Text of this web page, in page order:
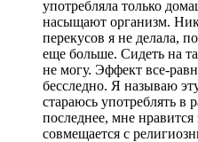
употребляла только
насыщают организм.
перекусов я не делала,
еще больше. Сидеть на
не могу. Эффект все-
бесследно. Я называю
стараюсь употреблять
последнее, мне нравится
совмещается с